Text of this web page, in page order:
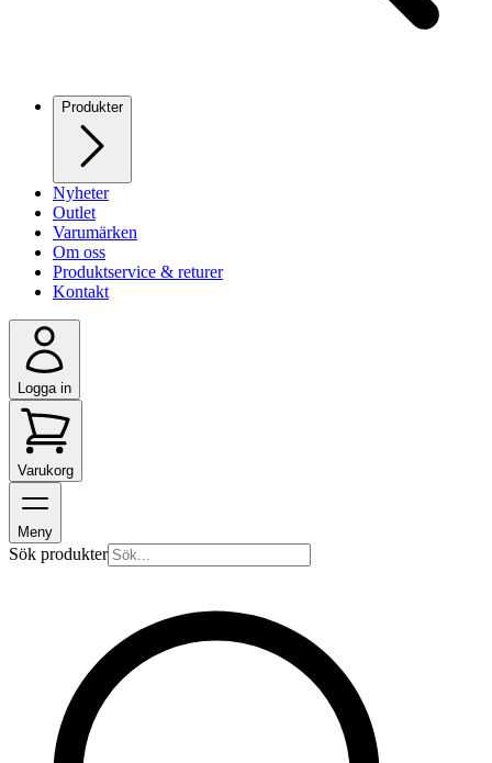
Produkter
Nyheter
Outlet
Varumärken
Om oss
Produktservice & returer
Kontakt
Logga in
Varukorg
Meny
Sök produkter